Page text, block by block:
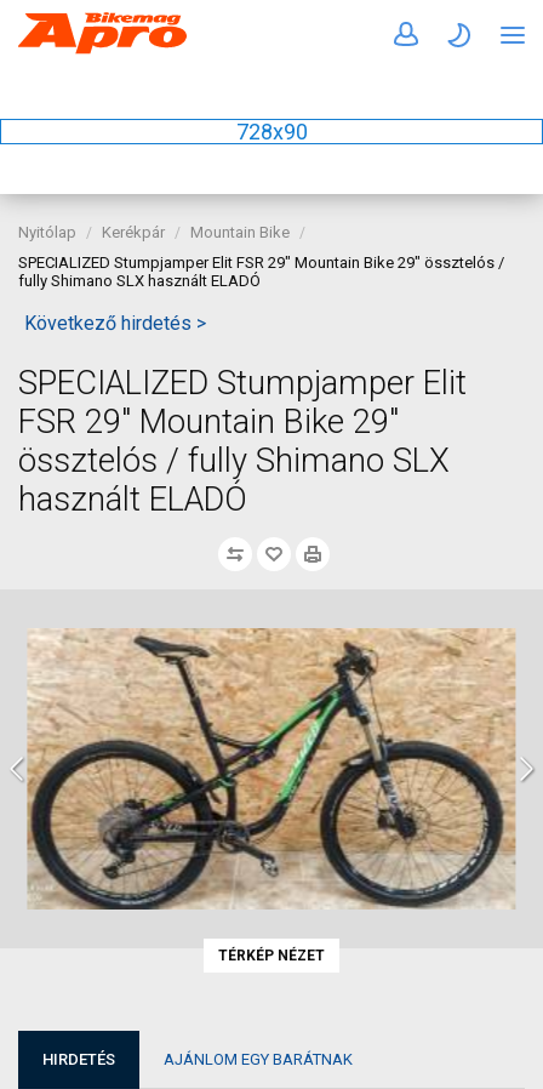
728x90
Nyitólap Kerékpár
Mountain Bike
SPECIALIZED Stumpjamper Elit FSR 29" Mountain Bike 29" össztelós /
fully Shimano SLX használt ELADÓ
Következő hirdetés >
SPECIALIZED Stumpjamper Elit
FSR 29" Mountain Bike 29"
össztelós / fully Shimano SLX
használt ELADÓ
TÉRKÉP NÉZET
HIRDETÉS AJÁNLOM EGY BARÁTNAK